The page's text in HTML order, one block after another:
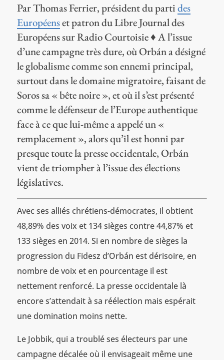
Par Thomas Ferrier, président du partides
Européenset patron du Libre Journal des
Européens sur Radio Courtoisie ♦ A l’issue
d’une campagne très dure, où Orbán a désigné
le globalisme comme son ennemi principal,
surtout dans le domaine migratoire, faisant de
Soros sa « bête noire », et où il s’est présenté
comme le défenseur de l’Europe authentique
face à ce que lui-même a appelé un «
remplacement », alors qu’il est honni par
presque toute la presse occidentale, Orbán
vient de triompher à l’issue des élections
législatives.
Avec ses alliés chrétiens-démocrates, il obtient
48,89% des voix et 134 sièges contre 44,87% et
133 sièges en 2014. Si en nombre de sièges la
progression du Fidesz d’Orbán est dérisoire, en
nombre de voix et en pourcentage il est
nettement renforcé. La presse occidentale là
encore s’attendait à sa réélection mais espérait
une domination moins nette.
Le Jobbik, qui a troublé ses électeurs par une
campagne décalée où il envisageait même une